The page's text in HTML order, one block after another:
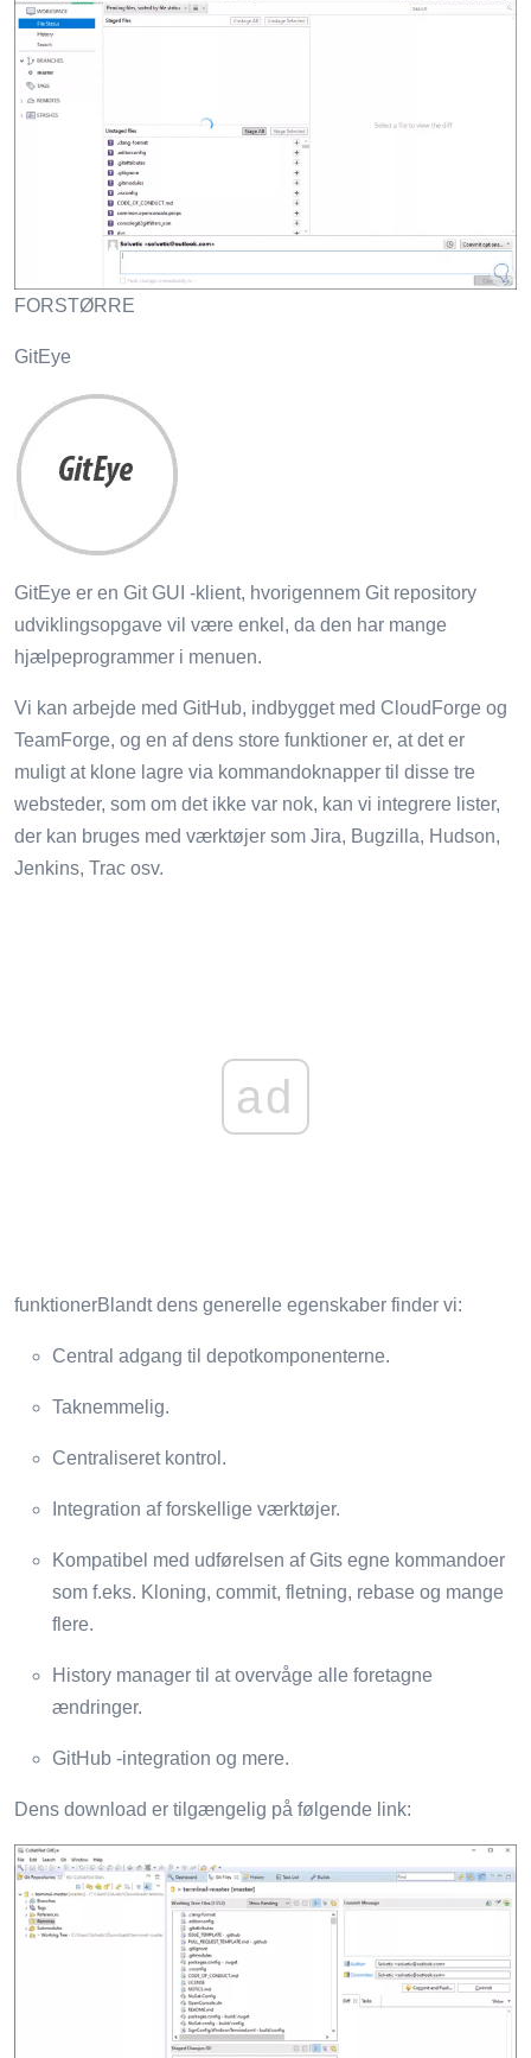
FORSTØRRE
GitEye
GitEye er en Git GUI -klient, hvorigennem Git repository
udviklingsopgave vil være enkel, da den har mange
hjælpeprogrammer i menuen.
Vi kan arbejde med GitHub, indbygget med CloudForge og
TeamForge, og en af ​​dens store funktioner er, at det er
muligt at klone lagre via kommandoknapper til disse tre
websteder, som om det ikke var nok, kan vi integrere lister,
der kan bruges med værktøjer som Jira, Bugzilla, Hudson,
Jenkins, Trac osv.
ad
funktionerBlandt dens generelle egenskaber finder vi:
Central adgang til depotkomponenterne.
Taknemmelig.
Centraliseret kontrol.
Integration af forskellige værktøjer.
Kompatibel med udførelsen af ​​Gits egne kommandoer
som f.eks. Kloning, commit, fletning, rebase og mange
flere.
History manager til at overvåge alle foretagne
ændringer.
GitHub -integration og mere.
Dens download er tilgængelig på følgende link: